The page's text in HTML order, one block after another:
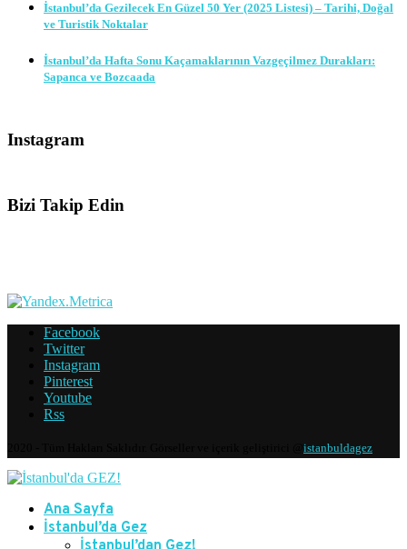
İstanbul’da Gezilecek En Güzel 50 Yer (2025 Listesi) – Tarihi, Doğal
ve Turistik Noktalar
İstanbul’da Hafta Sonu Kaçamaklarının Vazgeçilmez Durakları:
Sapanca ve Bozcaada
Instagram
Bizi Takip Edin
Facebook
Twitter
Instagram
Pinterest
Youtube
Rss
istanbuldagez
Ana Sayfa
İstanbul’da Gez